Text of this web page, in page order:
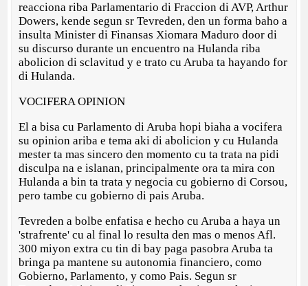
reacciona riba Parlamentario di Fraccion di AVP, Arthur
Dowers, kende segun sr Tevreden, den un forma baho a
insulta Minister di Finansas Xiomara Maduro door di
su discurso durante un encuentro na Hulanda riba
abolicion di sclavitud y e trato cu Aruba ta hayando for
di Hulanda.
VOCIFERA OPINION
El a bisa cu Parlamento di Aruba hopi biaha a vocifera
su opinion ariba e tema aki di abolicion y cu Hulanda
mester ta mas sincero den momento cu ta trata na pidi
disculpa na e islanan, principalmente ora ta mira con
Hulanda a bin ta trata y negocia cu gobierno di Corsou,
pero tambe cu gobierno di pais Aruba.
Tevreden a bolbe enfatisa e hecho cu Aruba a haya un
'strafrente' cu al final lo resulta den mas o menos Afl.
300 miyon extra cu tin di bay paga pasobra Aruba ta
bringa pa mantene su autonomia financiero, como
Gobierno, Parlamento, y como Pais. Segun sr